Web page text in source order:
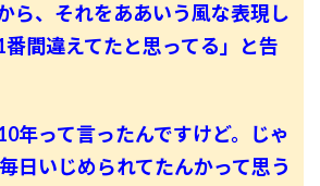
ら、それをああいう風な表現し
間違えてたと思ってる」と告
年って言ったんですけど。じゃ
日いじめられてたんかって思う